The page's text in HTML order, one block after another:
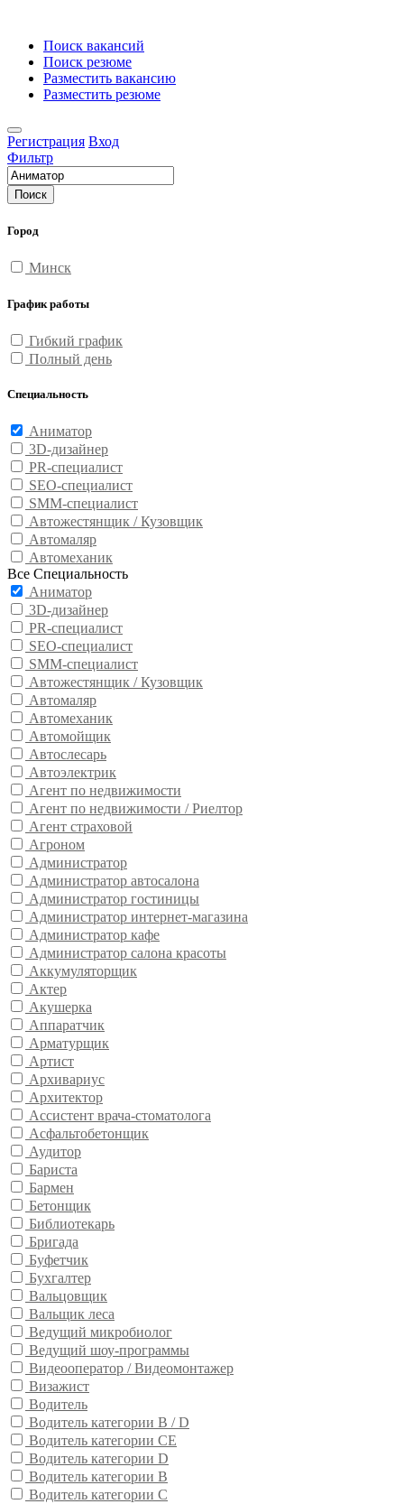
Поиск вакансий
Поиск резюме
Разместить вакансию
Разместить резюме
Регистрация Вход
Фильтр
Поиск
Город
Минск
График работы
Гибкий график
Полный день
Специальность
Аниматор
3D-дизайнер
PR-специалист
SEO-специалист
SMM-специалист
Автожестянщик / Кузовщик
Автомаляр
Автомеханик
Все Специальность
Аниматор
3D-дизайнер
PR-специалист
SEO-специалист
SMM-специалист
Автожестянщик / Кузовщик
Автомаляр
Автомеханик
Автомойщик
Автослесарь
Автоэлектрик
Агент по недвижимости
Агент по недвижимости / Риелтор
Агент страховой
Агроном
Администратор
Администратор автосалона
Администратор гостиницы
Администратор интернет-магазина
Администратор кафе
Администратор салона красоты
Аккумуляторщик
Актер
Акушерка
Аппаратчик
Арматурщик
Артист
Архивариус
Архитектор
Ассистент врача-стоматолога
Асфальтобетонщик
Аудитор
Бариста
Бармен
Бетонщик
Библиотекарь
Бригада
Буфетчик
Бухгалтер
Вальцовщик
Вальщик леса
Ведущий микробиолог
Ведущий шоу-программы
Видеооператор / Видеомонтажер
Визажист
Водитель
Водитель категории B / D
Водитель категории CE
Водитель категории D
Водитель категории В
Водитель категории С